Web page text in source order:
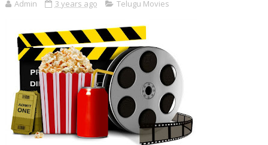
Admin 3 years ago Telugu Movies